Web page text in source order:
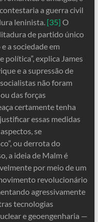
a guerra civil
leninista. [35] O
de partido único
a sociedade em
política”, explica James
e a supressão de
não foram
das forças
certamente tenha
essas medidas
se
ou derrota do
a ideia de Malm é
por meio de um
revolucionário
agressivamente
tecnologias
e geoengenharia —